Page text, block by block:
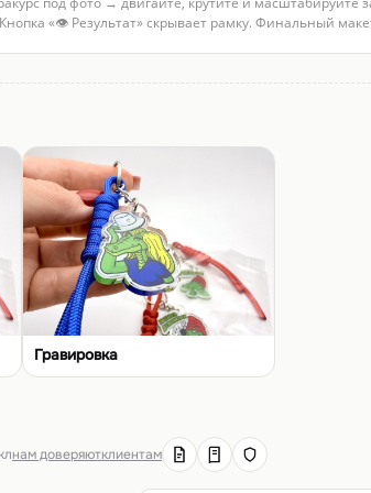
«👁 Результат» скрывает рамку. Финальный
Гравировка
нам доверяютклиентам